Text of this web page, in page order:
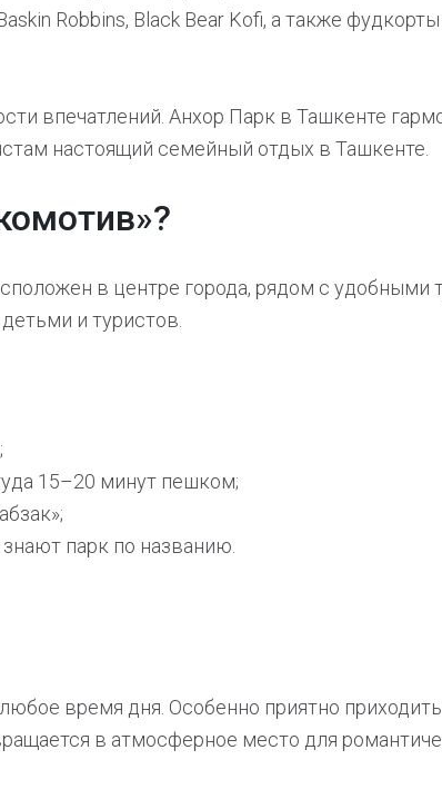
Robbins, Black Bear Kofi, а также
впечатлений. Анхор Парк в Ташкенте
настоящий семейный отдых в Ташкенте.
в центре города, рядом с удобными
и туристов.
15–20 минут пешком;
парк по названию.
время дня. Особенно приятно
в атмосферное место для